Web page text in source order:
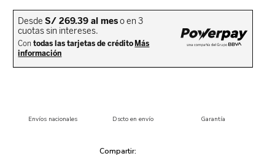
Envíos nacionales Dscto en envío Garantía